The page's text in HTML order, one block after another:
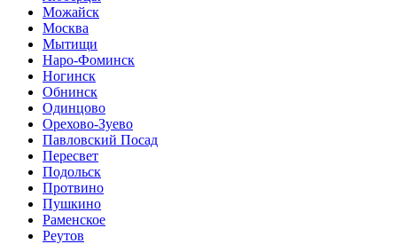
Можайск
Москва
Мытищи
Наро-Фоминск
Ногинск
Обнинск
Одинцово
Орехово-Зуево
Павловский Посад
Пересвет
Подольск
Протвино
Пушкино
Раменское
Реутов